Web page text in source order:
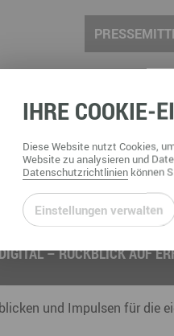
Annaberg
– RÜCKBLICK AUF
und Impulsen für die
IHRECOOKIE-
DieseWebsite nutzt Cookies,
Websitezu analysieren und
Datenschutzrichtlinien können
Einstellungen verwalten